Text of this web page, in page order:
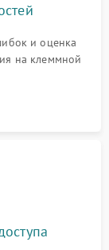
и оценка
на клеммной
дверцы.